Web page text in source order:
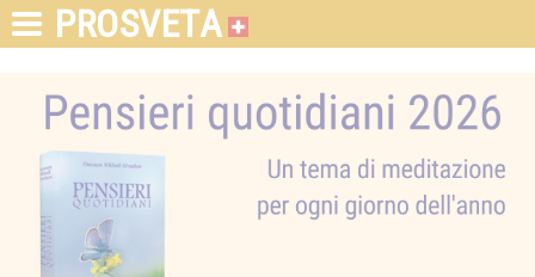
PROSVETA